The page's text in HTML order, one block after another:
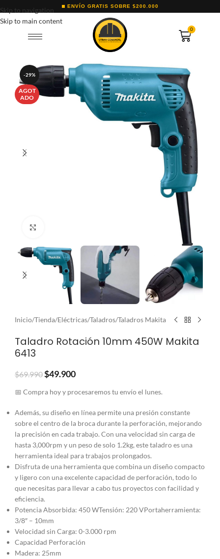
Skip to navigation
Skip to main content
ENVÍO GRATIS SOBRE $200.000
0
-29%
AGOT
ADO
Inicio/Tienda/Eléctricas/Taladros/Taladros Makita
Taladro Rotación 10mm 450W Makita
6413
$69.990$49.900
📅 Compra hoy y procesaremos tu envío el lunes.
Además, su diseño en línea permite una presión constante
sobre el centro de la broca durante la perforación, mejorando
la precisión en cada trabajo. Con una velocidad sin carga de
hasta 3,000rpm y un peso de solo 1.2kg, este taladro es una
herramienta ideal para trabajos prolongados.
Disfruta de una herramienta que combina un diseño compacto
y ligero con una excelente capacidad de perforación, todo lo
que necesitas para llevar a cabo tus proyectos con facilidad y
eficiencia.
Potencia Absorbida: 450 WTensión: 220 VPortaherramienta:
3/8″ – 10mm
Velocidad sin Carga: 0-3.000 rpm
Capacidad Perforación
Madera: 25mm